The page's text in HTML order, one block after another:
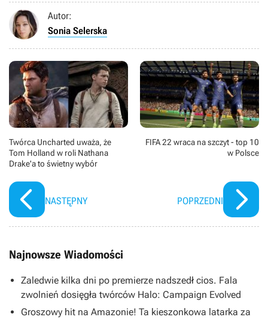
Autor:
Sonia Selerska
Twórca Uncharted uważa, że
Tom Holland w roli Nathana
Drake'a to świetny wybór
NASTĘPNY
FIFA 22 wraca na szczyt - top 10
w Polsce
POPRZEDNI
Najnowsze Wiadomości
Zaledwie kilka dni po premierze nadszedł cios. Fala
zwolnień dosięgła twórców Halo: Campaign Evolved
Groszowy hit na Amazonie! Ta kieszonkowa latarka za